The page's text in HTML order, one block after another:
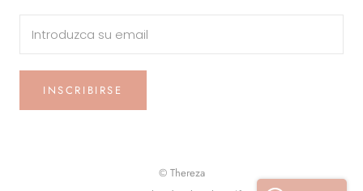
INSCRIBIRSE
© Thereza